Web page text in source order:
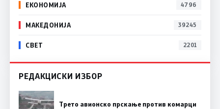
ЕКОНОМИЈА 4796
МАКЕДОНИЈА 39245
СВЕТ 2201
РЕДАКЦИСКИ ИЗБОР
Трето авионско прскање против комарци